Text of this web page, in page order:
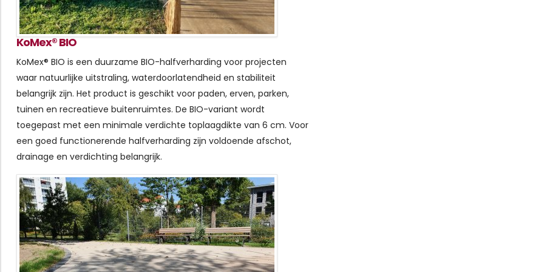
KoMex® BIO
KoMex® BIO is een duurzame BIO-halfverharding voor projecten
waar natuurlijke uitstraling, waterdoorlatendheid en stabiliteit
belangrijk zijn. Het product is geschikt voor paden, erven, parken,
tuinen en recreatieve buitenruimtes. De BIO-variant wordt
toegepast met een minimale verdichte toplaagdikte van 6 cm. Voor
een goed functionerende halfverharding zijn voldoende afschot,
drainage en verdichting belangrijk.